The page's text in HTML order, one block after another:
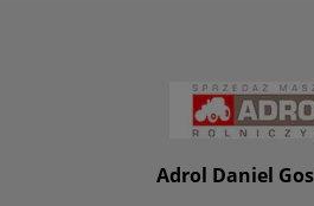
Adrol Daniel